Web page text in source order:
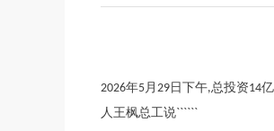
2026年5月29日下午,总投资14
人王枫总工说``````